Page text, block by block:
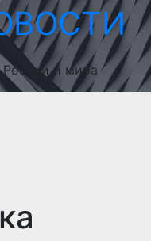
и мира